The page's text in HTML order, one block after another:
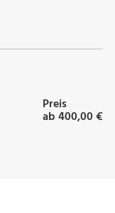
Preis
ab 400,00 €